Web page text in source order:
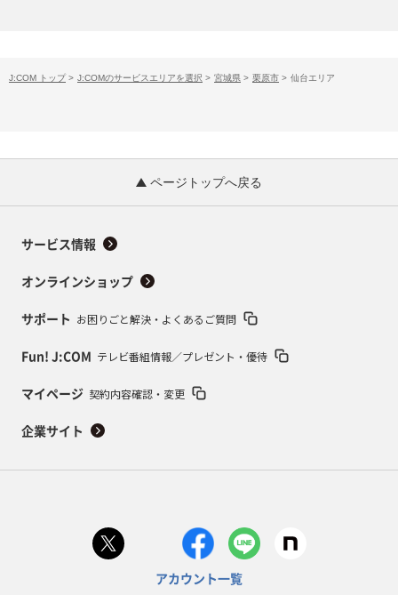
J:COM トップ > J:COMのサービスエリアを選択 > 宮城県 > 栗原市 > 仙台エリア
ページトップへ戻る
サービス情報
オンラインショップ
サポート お困りごと解決・よくあるご質問
Fun! J:COM テレビ番組情報／プレゼント・優待
マイページ 契約内容確認・変更
企業サイト
アカウント一覧